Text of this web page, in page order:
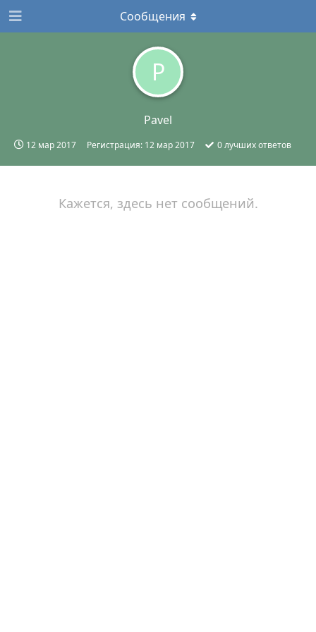
P
Pavel
12 мар 2017 Регистрация: 12 мар 2017 0лучших ответов
Сообщения
Кажется, здесь нет сообщений.